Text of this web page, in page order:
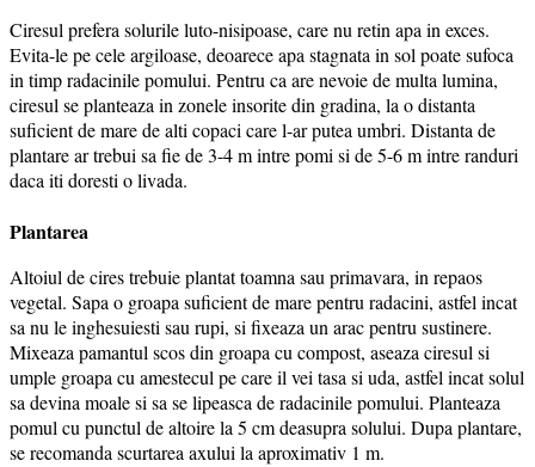
Ciresul prefera solurile luto-nisipoase, care nu retin apa in exces.
Evita-le pe cele argiloase, deoarece apa stagnata in sol poate sufoca
in timp radacinile pomului. Pentru ca are nevoie de multa lumina,
ciresul se planteaza in zonele insorite din gradina, la o distanta
suficient de mare de alti copaci care l-ar putea umbri. Distanta de
plantare ar trebui sa fie de 3-4 m intre pomi si de 5-6 m intre randuri
daca iti doresti o livada.
Plantarea
Altoiul de cires trebuie plantat toamna sau primavara, in repaos
vegetal. Sapa o groapa suficient de mare pentru radacini, astfel incat
sa nu le inghesuiesti sau rupi, si fixeaza un arac pentru sustinere.
Mixeaza pamantul scos din groapa cu compost, aseaza ciresul si
umple groapa cu amestecul pe care il vei tasa si uda, astfel incat solul
sa devina moale si sa se lipeasca de radacinile pomului. Planteaza
pomul cu punctul de altoire la 5 cm deasupra solului. Dupa plantare,
se recomanda scurtarea axului la aproximativ 1 m.